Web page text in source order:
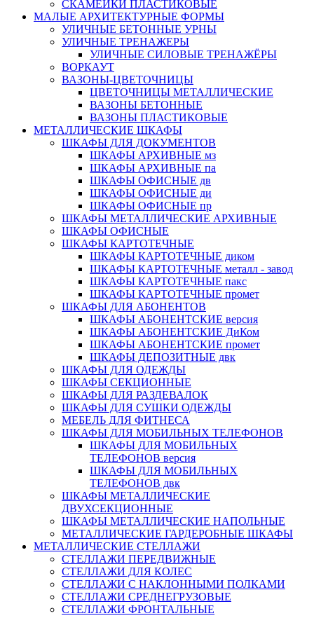
СКАМЕЙКИ ПЛАСТИКОВЫЕ
МАЛЫЕ АРХИТЕКТУРНЫЕ ФОРМЫ
УЛИЧНЫЕ БЕТОННЫЕ УРНЫ
УЛИЧНЫЕ ТРЕНАЖЕРЫ
УЛИЧНЫЕ СИЛОВЫЕ ТРЕНАЖЁРЫ
ВОРКАУТ
ВАЗОНЫ-ЦВЕТОЧНИЦЫ
ЦВЕТОЧНИЦЫ МЕТАЛЛИЧЕСКИЕ
ВАЗОНЫ БЕТОННЫЕ
ВАЗОНЫ ПЛАСТИКОВЫЕ
МЕТАЛЛИЧЕСКИЕ ШКАФЫ
ШКАФЫ ДЛЯ ДОКУМЕНТОВ
ШКАФЫ АРХИВНЫЕ мз
ШКАФЫ АРХИВНЫЕ па
ШКАФЫ ОФИСНЫЕ дв
ШКАФЫ ОФИСНЫЕ ди
ШКАФЫ ОФИСНЫЕ пр
ШКАФЫ МЕТАЛЛИЧЕСКИЕ АРХИВНЫЕ
ШКАФЫ ОФИСНЫЕ
ШКАФЫ КАРТОТЕЧНЫЕ
ШКАФЫ КАРТОТЕЧНЫЕ диком
ШКАФЫ КАРТОТЕЧНЫЕ металл - завод
ШКАФЫ КАРТОТЕЧНЫЕ пакс
ШКАФЫ КАРТОТЕЧНЫЕ промет
ШКАФЫ ДЛЯ АБОНЕНТОВ
ШКАФЫ АБОНЕНТСКИЕ версия
ШКАФЫ АБОНЕНТСКИЕ ДиКом
ШКАФЫ АБОНЕНТСКИЕ промет
ШКАФЫ ДЕПОЗИТНЫЕ двк
ШКАФЫ ДЛЯ ОДЕЖДЫ
ШКАФЫ СЕКЦИОННЫЕ
ШКАФЫ ДЛЯ РАЗДЕВАЛОК
ШКАФЫ ДЛЯ СУШКИ ОДЕЖДЫ
МЕБЕЛЬ ДЛЯ ФИТНЕСА
ШКАФЫ ДЛЯ МОБИЛЬНЫХ ТЕЛЕФОНОВ
ШКАФЫ ДЛЯ МОБИЛЬНЫХ
ТЕЛЕФОНОВ версия
ШКАФЫ ДЛЯ МОБИЛЬНЫХ
ТЕЛЕФОНОВ двк
ШКАФЫ МЕТАЛЛИЧЕСКИЕ
ДВУХСЕКЦИОННЫЕ
ШКАФЫ МЕТАЛЛИЧЕСКИЕ НАПОЛЬНЫЕ
МЕТАЛЛИЧЕСКИЕ ГАРДЕРОБНЫЕ ШКАФЫ
МЕТАЛЛИЧЕСКИЕ СТЕЛЛАЖИ
СТЕЛЛАЖИ ПЕРЕДВИЖНЫЕ
СТЕЛЛАЖИ ДЛЯ КОЛЕС
СТЕЛЛАЖИ С НАКЛОННЫМИ ПОЛКАМИ
СТЕЛЛАЖИ СРЕДНЕГРУЗОВЫЕ
СТЕЛЛАЖИ ФРОНТАЛЬНЫЕ